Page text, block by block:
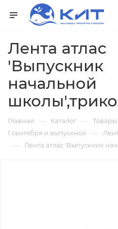
Лента атлас
'Выпускник
начальной
Главная — Каталог —
1 сентября и выпускной —
— Лента атлас 'Выпускник